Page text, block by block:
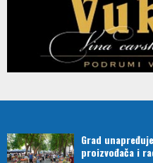
Grad
proizvođača i